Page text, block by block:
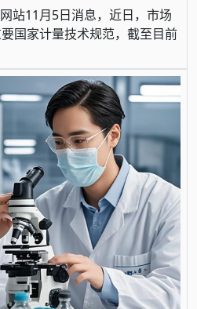
站11月5日消息，近日，市场
国家计量技术规范，截至目前